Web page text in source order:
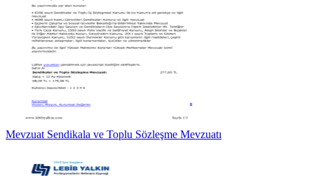
Mevzuat Sendikala ve Toplu Sözleşme Mevzuatı